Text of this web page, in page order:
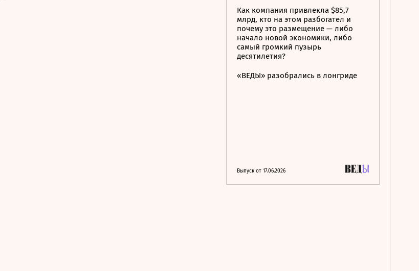
Как компания привлекла $85,7
млрд, кто на этом разбогател и
почему это размещение — либо
начало новой экономики, либо
самый громкий пузырь
десятилетия?
«ВЕДЫ» разобрались в лонгриде
Выпуск от 17.06.2026